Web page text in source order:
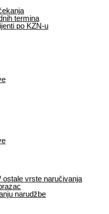
termina
po KZN-u
ostale vrste naručivanja
narudžbe